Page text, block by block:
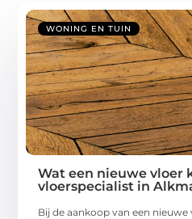
WONING EN TUIN
Wat een nieuwe vloer
vloerspecialist in
Bij de aankoop van een